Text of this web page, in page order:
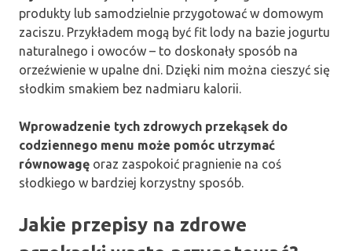
produkty lub samodzielnie przygotować w domowym
zaciszu. Przykładem mogą być fit lody na bazie jogurtu
naturalnego i owoców – to doskonały sposób na
orzeźwienie w upalne dni. Dzięki nim można cieszyć się
słodkim smakiem bez nadmiaru kalorii.
Wprowadzenie tych zdrowych przekąsek do
codziennego menu może pomóc utrzymać
równowagę oraz zaspokoić pragnienie na coś
słodkiego w bardziej korzystny sposób.
Jakie przepisy na zdrowe